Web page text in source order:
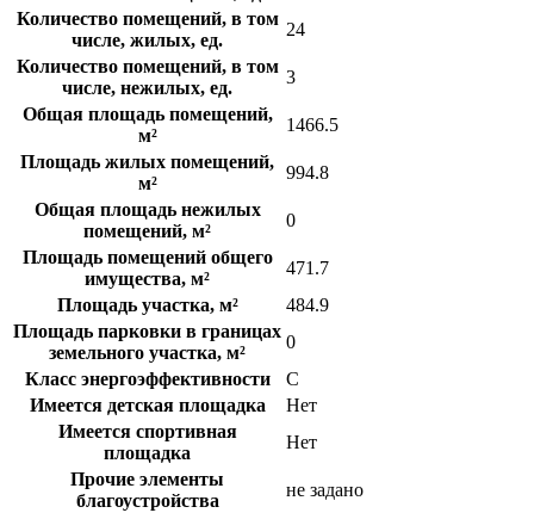
Количество помещений, в том
числе, жилых, ед.
24
Количество помещений, в том
числе, нежилых, ед.
3
Общая площадь помещений,
м²
1466.5
Площадь жилых помещений,
м²
994.8
Общая площадь нежилых
помещений, м²
0
Площадь помещений общего
имущества, м²
471.7
Площадь участка, м²
484.9
Площадь парковки в границах
земельного участка, м²
0
Класс энергоэффективности
C
Имеется детская площадка
Нет
Имеется спортивная
площадка
Нет
Прочие элементы
благоустройства
не задано